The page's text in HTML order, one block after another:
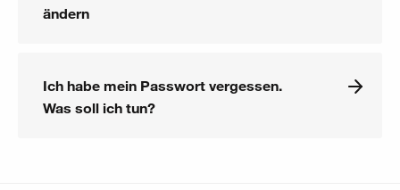
ändern
Ich habe mein Passwort vergessen.
Was soll ich tun?